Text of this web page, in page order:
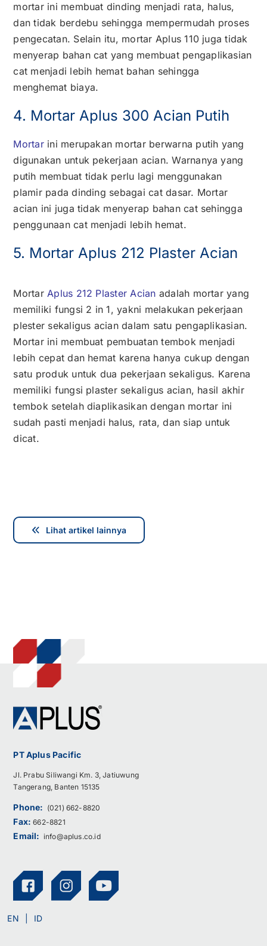
mortar ini membuat dinding menjadi rata, halus,
dan tidak berdebu sehingga mempermudah proses
pengecatan. Selain itu, mortar Aplus 110 juga tidak
menyerap bahan cat yang membuat pengaplikasian
cat menjadi lebih hemat bahan sehingga
menghemat biaya.
4. Mortar Aplus 300 Acian Putih
Mortarini merupakan mortar berwarna putih yang
digunakan untuk pekerjaan acian. Warnanya yang
putih membuat tidak perlu lagi menggunakan
plamir pada dinding sebagai cat dasar. Mortar
acian ini juga tidak menyerap bahan cat sehingga
penggunaan cat menjadi lebih hemat.
5. Mortar Aplus 212 Plaster Acian
MortarAplus 212 Plaster Acian adalah mortar yang
memiliki fungsi 2 in 1, yakni melakukan pekerjaan
plester sekaligus acian dalam satu pengaplikasian.
Mortar ini membuat pembuatan tembok menjadi
lebih cepat dan hemat karena hanya cukup dengan
satu produk untuk dua pekerjaan sekaligus. Karena
memiliki fungsi plaster sekaligus acian, hasil akhir
tembok setelah diaplikasikan dengan mortar ini
sudah pasti menjadi halus, rata, dan siap untuk
dicat.
Lihat artikel lainnya
PT Aplus Pacific
Jl. Prabu Siliwangi Km. 3, Jatiuwung
Tangerang, Banten 15135
Phone: (021) 662-8820
Fax:662-8821
Email: info@aplus.co.id
EN ID